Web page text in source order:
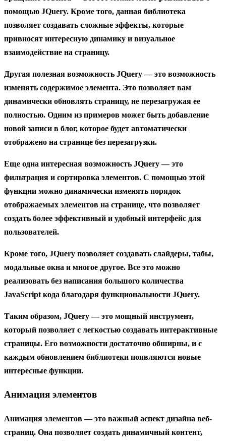
помощью JQuery. Кроме того, данная библиотека
позволяет создавать сложные эффекты, которые
привносят интересную динамику и визуальное
взаимодействие на страницу.
Другая полезная возможность JQuery — это возможность
изменять содержимое элемента. Это позволяет вам
динамически обновлять страницу, не перезагружая ее
полностью. Одним из примеров может быть добавление
новой записи в блог, которое будет автоматически
отображено на странице без перезагрузки.
Еще одна интересная возможность JQuery — это
фильтрация и сортировка элементов. С помощью этой
функции можно динамически изменять порядок
отображаемых элементов на странице, что позволяет
создать более эффективный и удобный интерфейс для
пользователей.
Кроме того, JQuery позволяет создавать слайдеры, табы,
модальные окна и многое другое. Все это можно
реализовать без написания большого количества
JavaScript кода благодаря функциональности JQuery.
Таким образом, JQuery — это мощный инструмент,
который позволяет с легкостью создавать интерактивные
страницы. Его возможности достаточно обширны, и с
каждым обновлением библиотеки появляются новые
интересные функции.
Анимация элементов
Анимация элементов — это важный аспект дизайна веб-
страниц. Она позволяет создать динамичный контент,